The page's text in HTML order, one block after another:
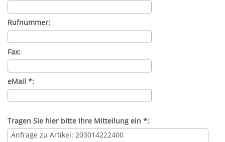
Rufnummer:
Fax:
eMail *:
Tragen Sie hier bitte Ihre Mitteilung ein *: